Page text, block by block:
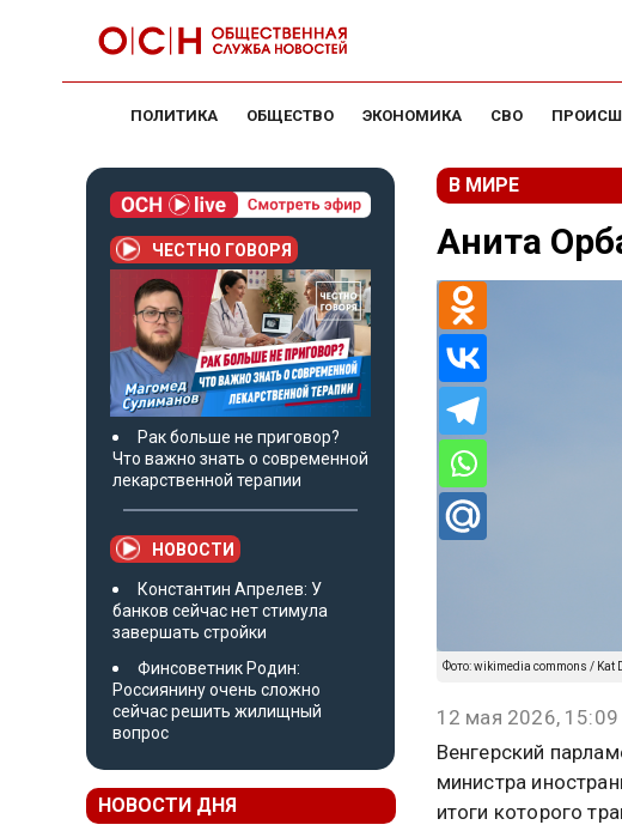
ПОЛИТИКА ОБЩЕСТВО ЭКОНОМИКА СВО
ЧЕСТНО ГОВОРЯ
Рак больше не приговор?
Что важно знать о современной
лекарственной терапии
НОВОСТИ
Константин Апрелев: У
банков сейчас нет стимула
завершать стройки
Финсоветник Родин:
Россиянину очень сложно
сейчас решить жилищный
вопрос
НОВОСТИ ДНЯ
В МИРЕ
Анита
Фото: wikimedia commons / Kat
12 мая 2026,
Венгерский
министра
итоги которого